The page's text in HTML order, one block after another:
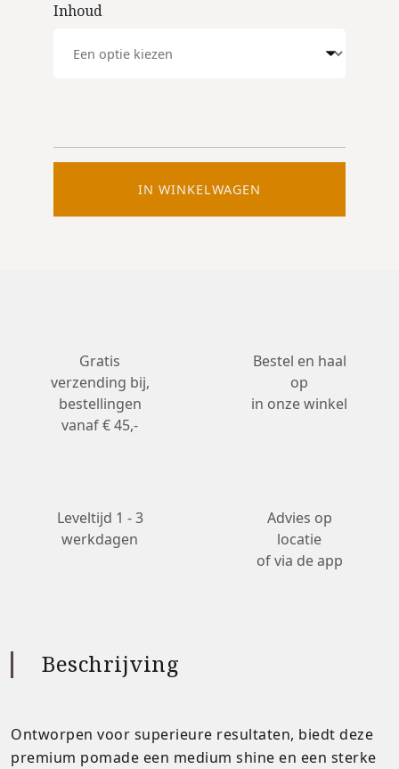
Inhoud
IN WINKELWAGEN
Gratis
verzending bij,
bestellingen
vanaf € 45,-
Bestel en haal
op
in onze winkel
Leveltijd 1 - 3
werkdagen
Advies op
locatie
of via de app
Beschrijving
Ontworpen voor superieure resultaten, biedt deze
premium pomade een medium shine en een sterke